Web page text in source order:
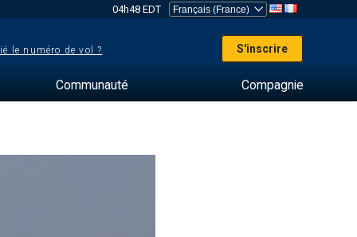
04h48 EDT
le numéro de vol ? S'inscrire
Communauté Compagnie